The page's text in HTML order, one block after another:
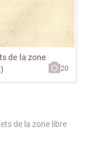
de la zone
20
de la zone libre